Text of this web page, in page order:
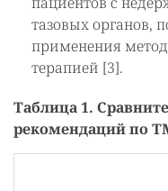
тазовых органов,
применения
терапией [3].
Таблица 1.
рекомендаций по